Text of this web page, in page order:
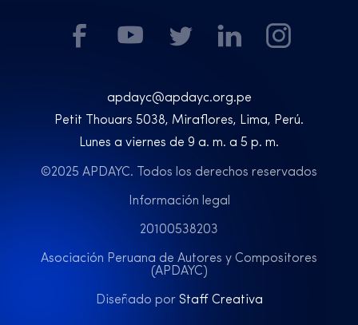
apdayc@apdayc.org.pe
Petit Thouars 5038, Miraflores, Lima, Perú.
Lunes a viernes de 9 a. m. a 5 p. m.
©2025 APDAYC. Todos los derechos reservados
Información legal
20100538203
Asociación Peruana de Autores y Compositores
(APDAYC)
Diseñado por Staff Creativa